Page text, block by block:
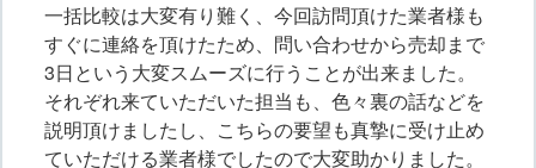
一括比較は大変有り難く、今回訪問頂けた業者様も
すぐに連絡を頂けたため、問い合わせから売却まで
3日という大変スムーズに行うことが出来ました。
それぞれ来ていただいた担当も、色々裏の話などを
説明頂けましたし、こちらの要望も真摯に受け止め
ていただける業者様でしたので大変助かりました。